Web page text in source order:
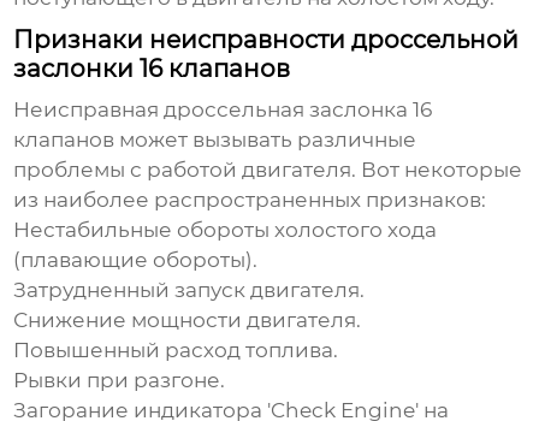
Признаки неисправности дроссельной
заслонки 16 клапанов
Неисправнаядроссельная заслонка 16
клапанов может вызывать различные
проблемы с работой двигателя. Вот некоторые
из наиболее распространенных признаков:
Нестабильные обороты холостого хода
(плавающие обороты).
Затрудненный запуск двигателя.
Снижение мощности двигателя.
Повышенный расход топлива.
Рывки при разгоне.
Загорание индикатора 'Check Engine' на